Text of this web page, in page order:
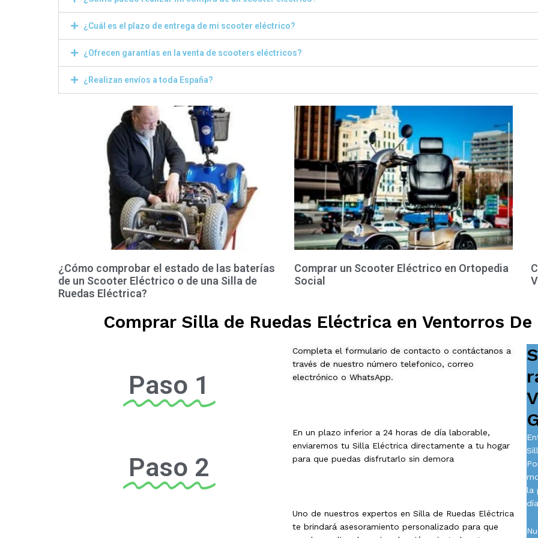
¿Cuál es el plazo de entrega de mi scooter eléctrico?
¿Ofrecen garantías en la venta de scooters eléctricos?
¿Realizan envíos a toda España?
¿Cómo comprobar el estado de las baterías
de un Scooter Eléctrico o de una Silla de
Ruedas Eléctrica?
Comprar un Scooter Eléctrico en Ortopedia
Social
Comprar Silla de Ruedas Eléctrica en Ventorros
Paso 1
Paso 2
Completa el formulario de contacto o contáctanos a
través de nuestro número telefonico, correo
electrónico o WhatsApp.
En un plazo inferior a 24 horas de día laborable,
enviaremos tu Silla Eléctrica directamente a tu hogar
para que puedas disfrutarlo sin demora
Uno de nuestros expertos en Silla de Ruedas Eléctrica
te brindará asesoramiento personalizado para que
la